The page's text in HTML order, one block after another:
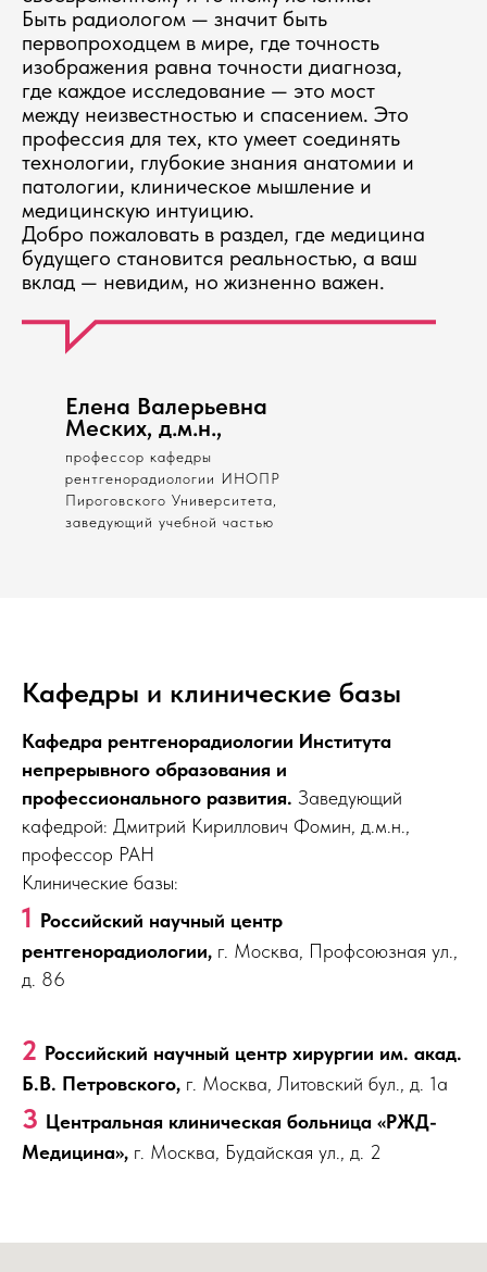
Быть радиологом — значит быть
первопроходцем в мире, где точность
изображения равна точности диагноза,
где каждое исследование — это мост
между неизвестностью и спасением. Это
профессия для тех, кто умеет соединять
технологии, глубокие знания анатомии и
патологии, клиническое мышление и
медицинскую интуицию.
Добро пожаловать в раздел, где медицина
будущего становится реальностью, а ваш
вклад — невидим, но жизненно важен.
Елена Валерьевна
Меских, д.м.н.,
профессор кафедры
рентгенорадиологии ИНОПР
Пироговского Университета,
заведующий учебной частью
Кафедры и клинические базы
Кафедра рентгенорадиологии Института
непрерывного образования и
профессионального развития. Заведующий
кафедрой: Дмитрий Кириллович Фомин, д.м.н.,
профессор РАН
Клинические базы:
1 Российский научный центр
рентгенорадиологии, г. Москва, Профсоюзная ул.,
д. 86
2 Российский научный центр хирургии им. акад.
Б.В. Петровского, г. Москва, Литовский бул., д. 1а
3 Центральная клиническая больница «РЖД-
Медицина», г. Москва, Будайская ул., д. 2